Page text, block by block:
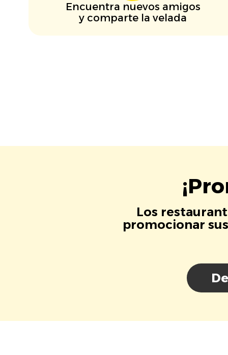
Encuentra nuevos amigos
y comparte la velada
Los
promocionar